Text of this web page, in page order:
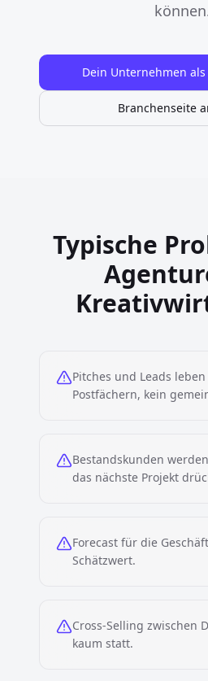
Dein Unternehmen als
Branchenseite
Typische
Pitches und Leads
Postfächern, kein
Bestandskunden
das nächste Projekt
Forecast für die
Schätzwert.
Cross-Selling zwischen
kaum statt.